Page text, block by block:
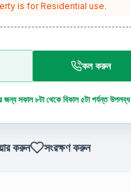
is for Residential use.
কল করুন
সকাল ৮টা থেকে বিকাল ৫টা পর্যন্ত উপলব্ধ
করুন সংরক্ষণ করুন